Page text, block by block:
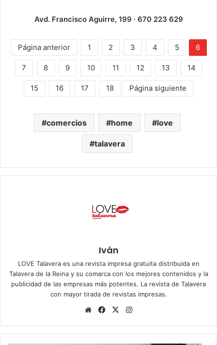
Avd. Francisco Aguirre, 199 · 670 223 629
Página anterior 1 2 3 4 5 6
7 8 9 10 11 12 13 14
15 16 17 18 Página siguiente
comercios home love
talavera
Iván
LOVE Talavera es una revista impresa gratuita distribuida en
Talavera de la Reina y su comarca con los mejores contenidos y la
publicidad de las empresas más potentes. La revista de Talavera
con mayor tirada de revistas impresas.
Siti
we
Fa
bo
X
ra